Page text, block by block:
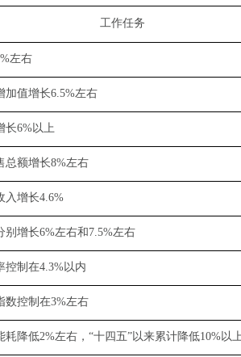
工作任务
左右
加值增长6.5%左右
长6%以上
总额增长8%左右
入增长4.6%
别增长6%左右和 7.5%左右
控制在4.3%以内
数控制在3%左右
耗降低2%左右，“十四五”以来累计降低10%以